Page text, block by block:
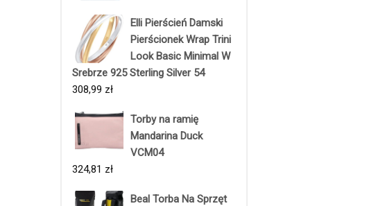
Elli Pierścień Damski
Pierścionek Wrap Trini
Look Basic Minimal W
Srebrze 925 Sterling Silver 54
308,99 zł
Torby na ramię
Mandarina Duck
VCM04
324,81 zł
Beal Torba Na Sprzęt